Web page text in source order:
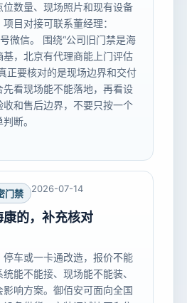
位数量、现场照片和现有设备
目对接可联系董经理：
微信。 围绕“公司旧门禁是海
基，北京有代理商能上门评估
正要核对的是现场边界和交付
看现场能不能落地，再看设
和售后边界，不要只按一个
断。
门禁 2026-07-14
的，补充核对
停车或一卡通改造，报价不能
能不能接、现场能不能装、
响方案。御佰安可面向全国